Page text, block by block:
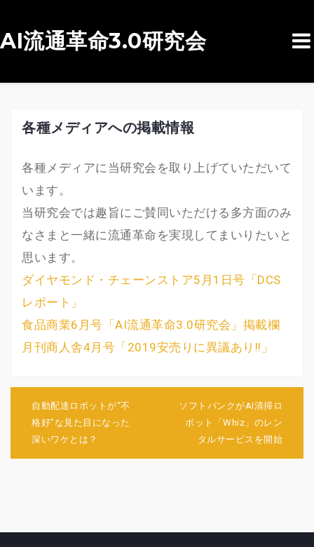
コ
AI流通革命3.0研究会
各種メディアへの掲載情報
各種メディアに当研究会を取り上げていただいて
います。
当研究会では趣旨にご賛同いただける多方面のみ
なさまと一緒に流通革命を実現してまいりたいと
思います。
ダイヤモンド・チェーンストア5月1日号「DCS
レポート」
食品商業6月号「AI流通革命3.0研究会」掲載欄
月刊商人舎4月号「2019安売りに異議あり!!」
ー
自動配達ロボットが“不
格好”な見た目になった
深いワケとは？
ソフトバンクがAI清掃ロ
ボット「Whiz」のレン
タルサービスを開始